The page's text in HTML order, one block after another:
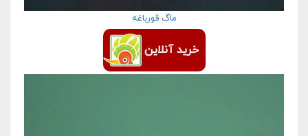
ماگ قورباغه
خرید آنلاین